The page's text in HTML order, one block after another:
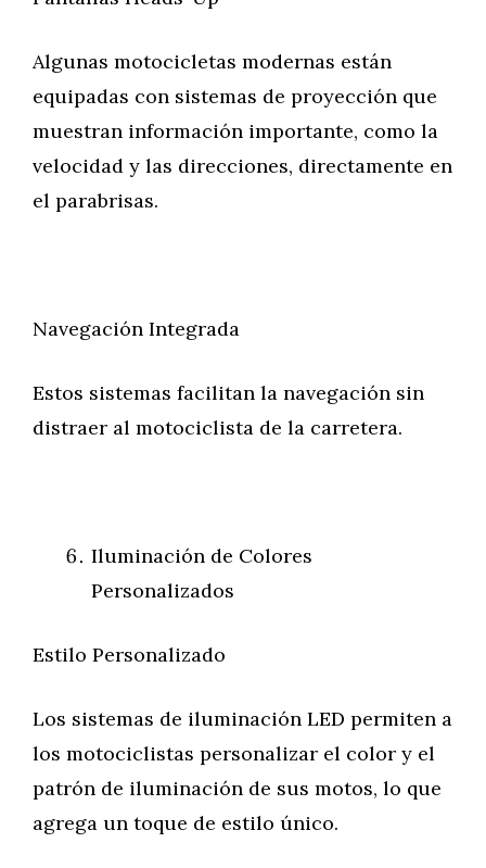
Algunas motocicletas modernas están
equipadas con sistemas de proyección que
muestran información importante, como la
velocidad y las direcciones, directamente en
el parabrisas.
Navegación Integrada
Estos sistemas facilitan la navegación sin
distraer al motociclista de la carretera.
Iluminación de Colores
Personalizados
Estilo Personalizado
Los sistemas de iluminación LED permiten a
los motociclistas personalizar el color y el
patrón de iluminación de sus motos, lo que
agrega un toque de estilo único.